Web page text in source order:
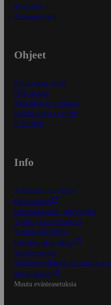
Myymälät
Asiakaspalvelu
Ohjeet
Ensitilaajan ohjeet
Näin maksat
Näin tilaat ja muokkaat
Kaikki ohjeet ja vinkit
In English
Info
S-Business yrityksille
Oiva-raportit
Osuuskauppojen yhteystiedot
Tilaus- ja toimitusehdot
Tietosuojakäytäntö
Palvelun käyttöehdot
Saavutettavuus
Mobiilisovelluksen saavutettavuus
Mainostajalle
Muuta evästeasetuksia